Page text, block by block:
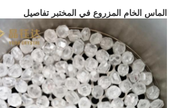
الماس الخام المزروع في المختبر تفاصيل